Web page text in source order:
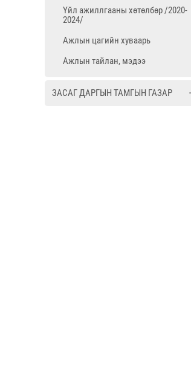
Үйл ажиллгааны хөтөлбөр /2020-
2024/
Ажлын цагийн хуваарь
Ажлын тайлан, мэдээ
ЗАСАГ ДАРГЫН ТАМГЫН ГАЗАР